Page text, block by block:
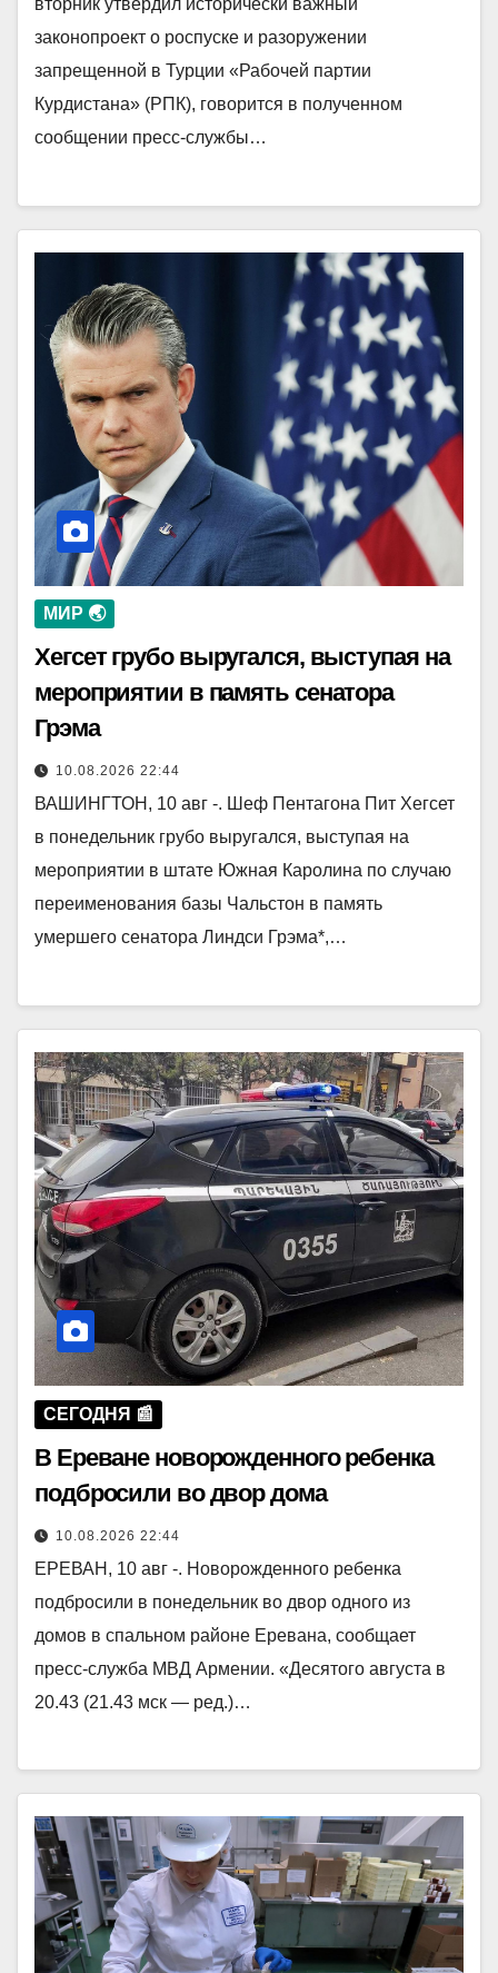
вторник утвердил исторически важный
законопроект о роспуске и разоружении
запрещенной в Турции «Рабочей партии
Курдистана» (РПК), говорится в полученном
сообщении пресс-службы…
МИР 🌏
Хегсет грубо выругался, выступая на
мероприятии в память сенатора
Грэма
10.08.2026 22:44
ВАШИНГТОН, 10 авг -. Шеф Пентагона Пит Хегсет
в понедельник грубо выругался, выступая на
мероприятии в штате Южная Каролина по случаю
переименования базы Чальстон в память
умершего сенатора Линдси Грэма*,…
СЕГОДНЯ 📰
В Ереване новорожденного ребенка
подбросили во двор дома
10.08.2026 22:44
ЕРЕВАН, 10 авг -. Новорожденного ребенка
подбросили в понедельник во двор одного из
домов в спальном районе Еревана, сообщает
пресс-служба МВД Армении. «Десятого августа в
20.43 (21.43 мск — ред.)…